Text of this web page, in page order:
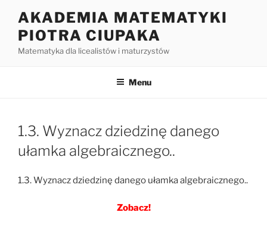
treści
AKADEMIA MATEMATYKI
PIOTRA CIUPAKA
Matematyka dla licealistów i maturzystów
Menu
1.3. Wyznacz dziedzinę danego
ułamka algebraicznego..
1.3. Wyznacz dziedzinę danego ułamka algebraicznego..
Zobacz!